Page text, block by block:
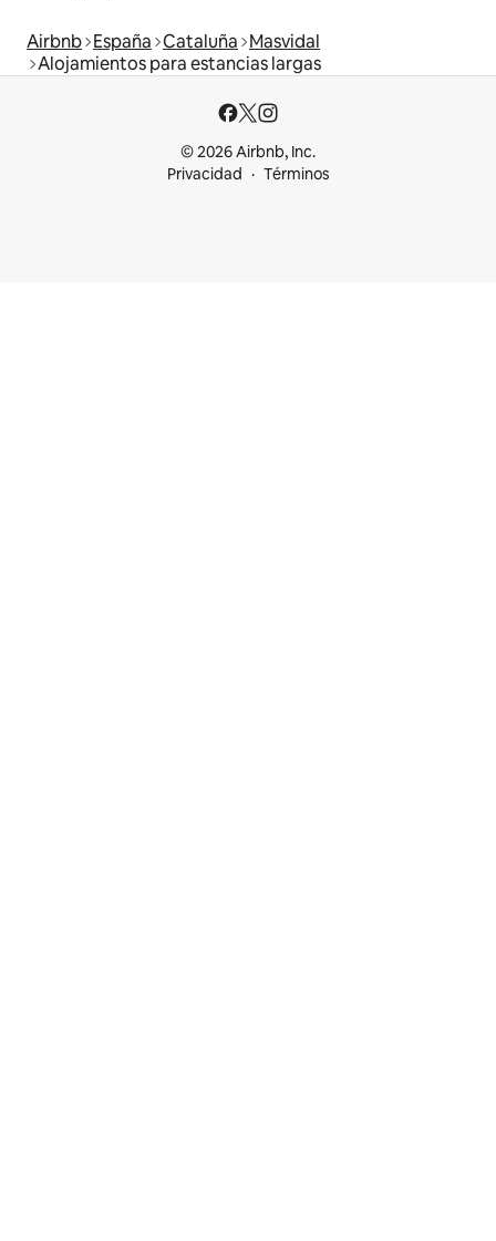
Airbnb España Cataluña Masvidal
Alojamientos para estancias largas
© 2026 Airbnb, Inc.
Privacidad
Términos